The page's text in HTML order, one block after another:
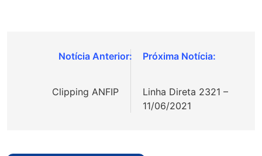
Navegação
Clipping ANFIP
Linha Direta 2321 –
11/06/2021